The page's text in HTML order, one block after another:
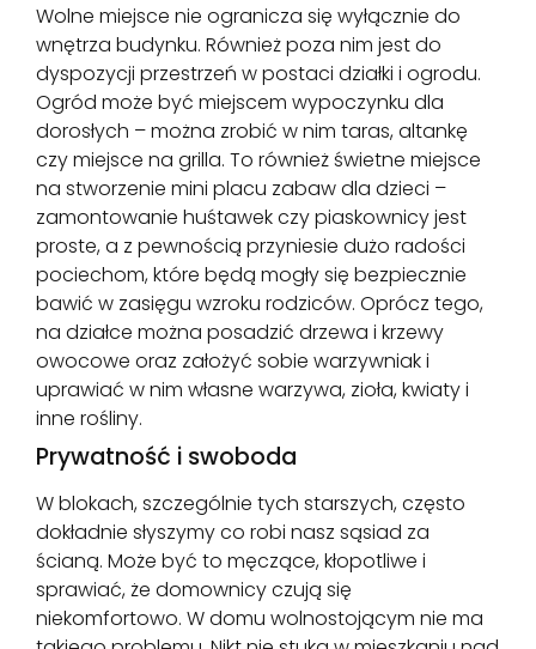
Wolne miejsce nie ogranicza się wyłącznie do
wnętrza budynku. Również poza nim jest do
dyspozycji przestrzeń w postaci działki i ogrodu.
Ogród może być miejscem wypoczynku dla
dorosłych – można zrobić w nim taras, altankę
czy miejsce na grilla. To również świetne miejsce
na stworzenie mini placu zabaw dla dzieci –
zamontowanie huśtawek czy piaskownicy jest
proste, a z pewnością przyniesie dużo radości
pociechom, które będą mogły się bezpiecznie
bawić w zasięgu wzroku rodziców. Oprócz tego,
na działce można posadzić drzewa i krzewy
owocowe oraz założyć sobie warzywniak i
uprawiać w nim własne warzywa, zioła, kwiaty i
inne rośliny.
Prywatność i swoboda
W blokach, szczególnie tych starszych, często
dokładnie słyszymy co robi nasz sąsiad za
ścianą. Może być to męczące, kłopotliwe i
sprawiać, że domownicy czują się
niekomfortowo. W domu wolnostojącym nie ma